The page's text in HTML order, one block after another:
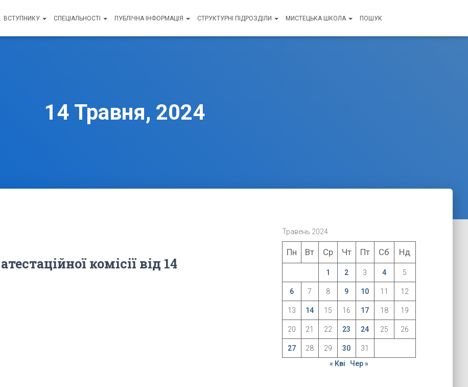
ВСТУПНИКУ СПЕЦІАЛЬНОСТІ ПУБЛІЧНА ІНФОРМАЦІЯ СТРУКТУРНІ ПІДРОЗДІЛИ МИСТЕЦЬКА ШКОЛА ПОШУК
14 Травня, 2024
комісії від 14
Травень 2024
Пн Вт Ср Чт Пт Сб Нд
1 2 3 4 5
6 7 8 9 10 11 12
13 14 15 16 17 18 19
20 21 22 23 24 25 26
27 28 29 30
31
« Кві
Чер »